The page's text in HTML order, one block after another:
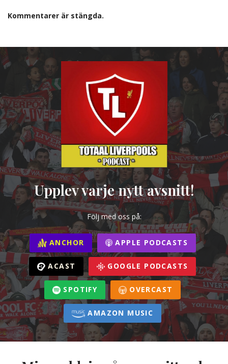
Kommentarer är stängda.
Upplev varje nytt avsnitt!
Följ med oss på:
ANCHOR APPLE PODCASTS
ACAST GOOGLE PODCASTS
SPOTIFY OVERCAST
AMAZON MUSIC